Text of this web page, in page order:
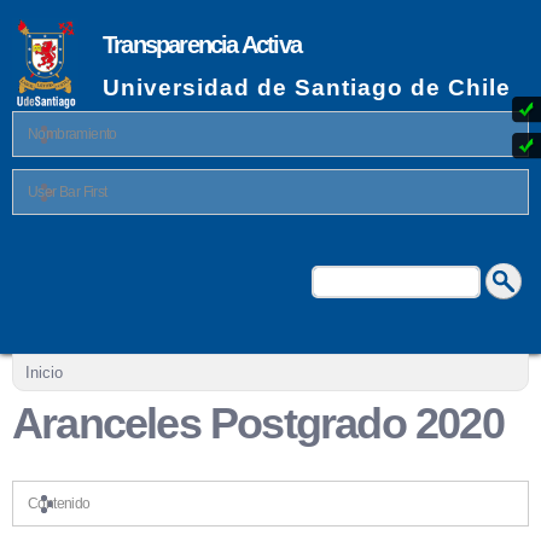
contenido
principal
Transparencia Activa
Universidad de Santiago de Chile
Nombramiento
User Bar First
Formulario de búsqueda
Buscar
Se encuentra usted aquí
Inicio
Aranceles Postgrado 2020
Contenido